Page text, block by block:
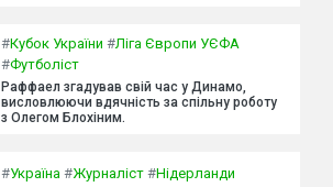
#Кубок України #Ліга Європи УЄФА
#Футболіст
Раффаел згадував свій час у Динамо,
висловлюючи вдячність за спільну роботу
з Олегом Блохіним.
#Україна #Журналіст #Нідерланди